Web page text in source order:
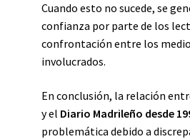
Cuando esto no sucede, se
confianza por parte de los
confrontación entre los
involucrados.
En conclusión, la relación
y el Diario Madrileño desde
problemática debido a